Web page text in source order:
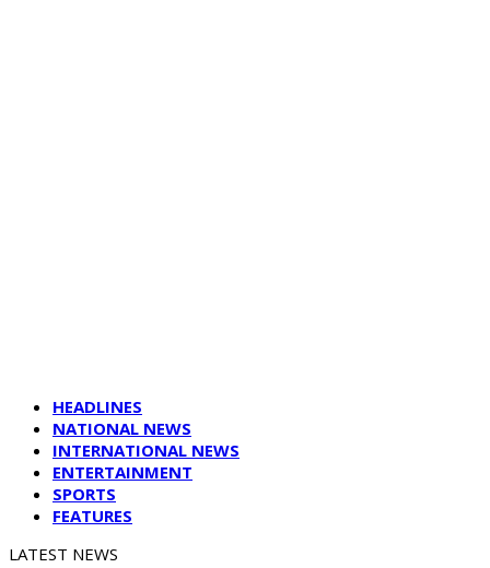
HEADLINES
NATIONAL NEWS
INTERNATIONAL NEWS
ENTERTAINMENT
SPORTS
FEATURES
LATEST NEWS